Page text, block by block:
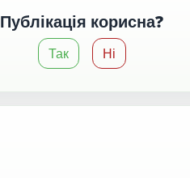
Публікація корисна?
Так Ні